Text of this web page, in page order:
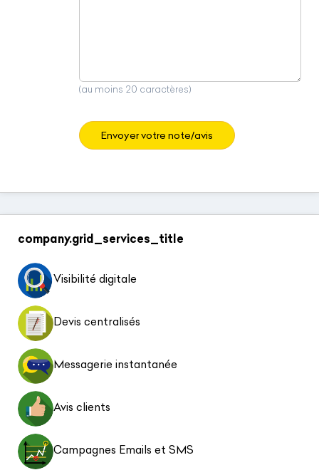
(au moins 20 caractères)
Envoyer votre note/avis
company.grid_services_title
Visibilité digitale
Devis centralisés
Messagerie instantanée
Avis clients
Campagnes Emails et SMS